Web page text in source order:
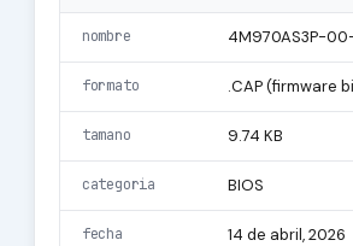
nombre 4M970AS3P-
formato .CAP (firmware
tamano 9.74 KB
categoria BIOS
fecha 14 de abril, 2026